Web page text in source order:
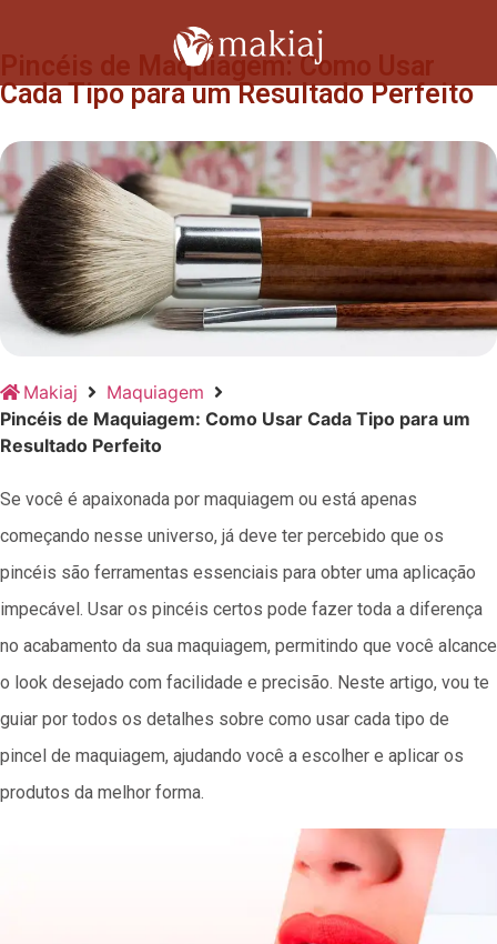
Pincéis de Maquiagem: Como Usar
Cada Tipo para um Resultado Perfeito
Makiaj
Maquiagem
Pincéis de Maquiagem: Como Usar Cada Tipo para um
Resultado Perfeito
Se você é apaixonada por maquiagem ou está apenas
começando nesse universo, já deve ter percebido que os
pincéis são ferramentas essenciais para obter uma aplicação
impecável. Usar os pincéis certos pode fazer toda a diferença
no acabamento da sua maquiagem, permitindo que você alcance
o look desejado com facilidade e precisão. Neste artigo, vou te
guiar por todos os detalhes sobre como usar cada tipo de
pincel de maquiagem, ajudando você a escolher e aplicar os
produtos da melhor forma.